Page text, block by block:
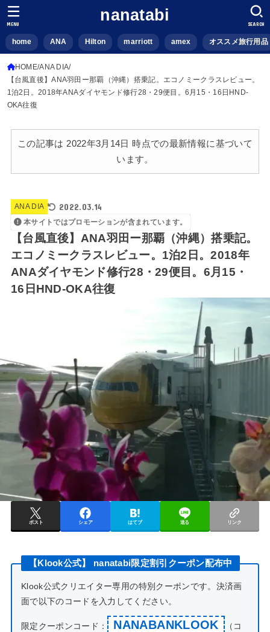
nanatabi
home ANA Hilton marriott amex オススメ旅行用品
SEARCH
MENU
HOME ANA DIA
【台風直後】ANA羽田ー那覇（沖縄）搭乗記。エコノミークラスレビュー。
1泊2日。2018年ANAダイヤモンド修行28・29便目。6月15・16日HND-
OKA往復
この記事は 2022年3月14日 時点での最新情報に基づいて
います。
ANA DIA 2022.03.14
本サイトではプロモーションが含まれています。
【台風直後】ANA羽田ー那覇（沖縄）搭乗記。
エコノミークラスレビュー。1泊2日。2018年
ANAダイヤモンド修行28・29便目。6月15・
16日HND-OKA往復
ポスト シェア はてブ 送る リンク
【Klook公式】 nanatabi限定割引クーポン配布中
Klook公式クリエイター専用の特別クーポンです。決済画
面で以下のコードを入力してください。
限定クーポンコード： NANABANKLOOK
（コ